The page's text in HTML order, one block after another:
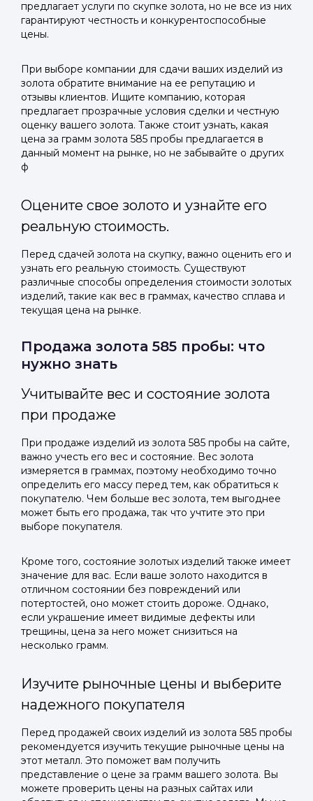
предлагает услуги по скупке золота, но не все из них
гарантируют честность и конкурентоспособные
цены.
При выборе компании для сдачи ваших изделий из
золота обратите внимание на ее репутацию и
отзывы клиентов. Ищите компанию, которая
предлагает прозрачные условия сделки и честную
оценку вашего золота. Также стоит узнать, какая
цена за грамм золота 585 пробы предлагается в
данный момент на рынке, но не забывайте о других
ф
Оцените свое золото и узнайте его
реальную стоимость.
Перед сдачей золота на скупку, важно оценить его и
узнать его реальную стоимость. Существуют
различные способы определения стоимости золотых
изделий, такие как вес в граммах, качество сплава и
текущая цена на рынке.
Продажа золота 585 пробы: что
нужно знать
Учитывайте вес и состояние золота
при продаже
При продаже изделий из золота 585 пробы на сайте,
важно учесть его вес и состояние. Вес золота
измеряется в граммах, поэтому необходимо точно
определить его массу перед тем, как обратиться к
покупателю. Чем больше вес золота, тем выгоднее
может быть его продажа, так что учтите это при
выборе покупателя.
Кроме того, состояние золотых изделий также имеет
значение для вас. Если ваше золото находится в
отличном состоянии без повреждений или
потертостей, оно может стоить дороже. Однако,
если украшение имеет видимые дефекты или
трещины, цена за него может снизиться на
несколько грамм.
Изучите рыночные цены и выберите
надежного покупателя
Перед продажей своих изделий из золота 585 пробы
рекомендуется изучить текущие рыночные цены на
этот металл. Это поможет вам получить
представление о цене за грамм вашего золота. Вы
можете проверить цены на разных сайтах или